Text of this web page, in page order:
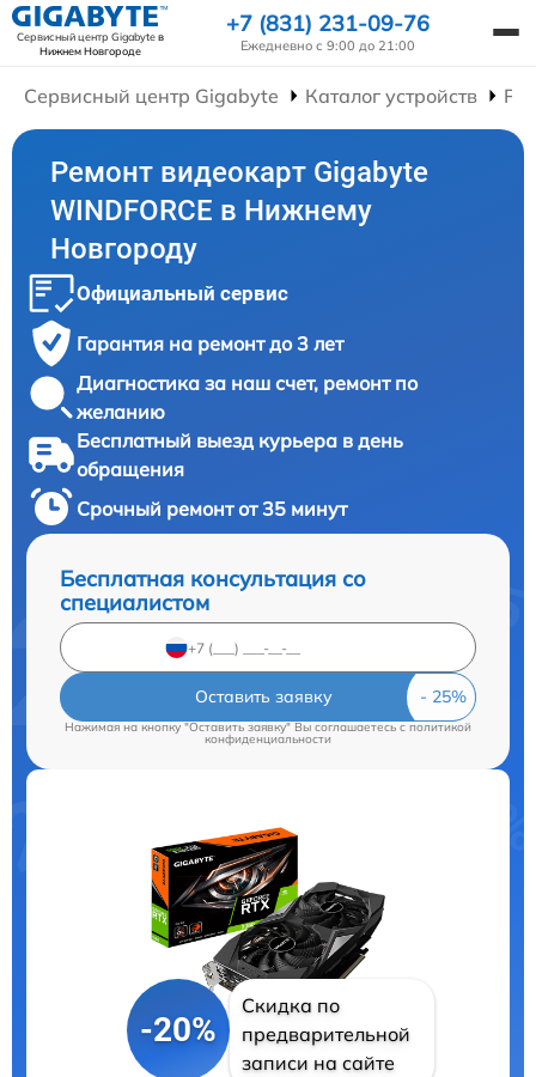
Сервисный центр Gigabyteв
Нижнем Новгороде
+7 (831) 231-09-76
Ежедневно с 9:00 до 21:00
Сервисный центр Gigabyte Каталог устройств
Ремонт видеокарт Gigabyte
WINDFORCE в Нижнему
Новгороду
Официальный сервис
Гарантия на ремонт до 3 лет
Диагностика за наш счет, ремонт по
желанию
Бесплатный выезд курьера в день
обращения
Срочный ремонт от 35 минут
Бесплатная консультация со
специалистом
Оставить заявку
Нажимая на кнопку "Оставить заявку" Вы соглашаетесь c политикой
конфиденциальности
-20%
Скидка по
предварительной
записи на сайте